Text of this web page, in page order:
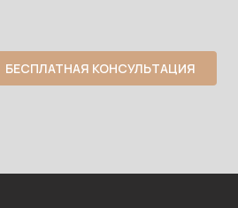
БЕСПЛАТНАЯ КОНСУЛЬТАЦИЯ